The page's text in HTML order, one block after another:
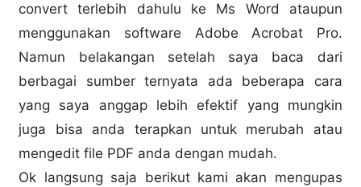
convert terlebih dahulu ke Ms Word ataupun
menggunakan software Adobe Acrobat Pro.
Namun belakangan setelah saya baca dari
berbagai sumber ternyata ada beberapa cara
yang saya anggap lebih efektif yang mungkin
juga bisa anda terapkan untuk merubah atau
mengedit file PDF anda dengan mudah.
Ok langsung saja berikut kami akan mengupas